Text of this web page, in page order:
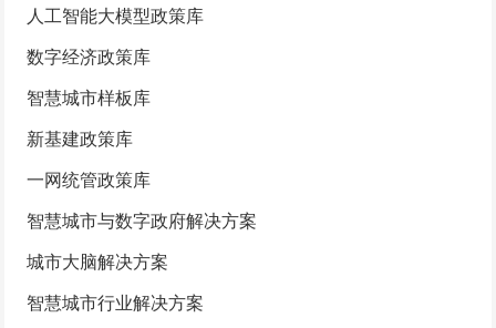
人工智能大模型政策库
数字经济政策库
智慧城市样板库
新基建政策库
一网统管政策库
智慧城市与数字政府解决方案
城市大脑解决方案
智慧城市行业解决方案